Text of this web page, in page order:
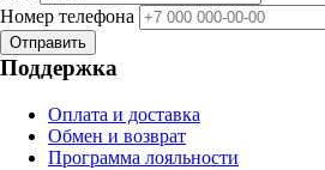
Номер телефона
Отправить
Поддержка
Оплата и доставка
Обмен и возврат
Программа лояльности